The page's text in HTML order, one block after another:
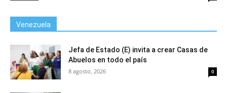
Venezuela
Jefa de Estado (E) invita a crear Casas de
Abuelos en todo el país
8 agosto, 2026 0